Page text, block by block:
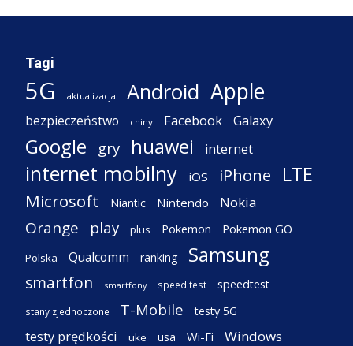
Tagi
5G aktualizacja Android Apple
bezpieczeństwo chiny Facebook Galaxy
Google gry huawei internet
internet mobilny iOS iPhone LTE
Microsoft Niantic Nintendo Nokia
Orange play plus Pokemon Pokemon GO
Polska Qualcomm ranking Samsung
smartfon smartfony speed test speedtest
stany zjednoczone T-Mobile testy 5G
testy prędkości uke usa Wi-Fi Windows